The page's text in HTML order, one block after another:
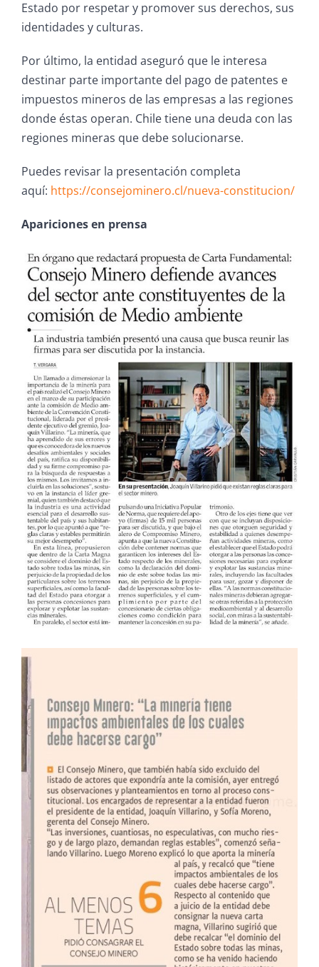
Estado por respetar y promover sus derechos, sus
identidades y culturas.
Por último, la entidad aseguró que le interesa
destinar parte importante del pago de patentes e
impuestos mineros de las empresas a las regiones
donde éstas operan. Chile tiene una deuda con las
regiones mineras que debe solucionarse.
Puedes revisar la presentación completa
aquí: https://consejominero.cl/nueva-constitucion/
Apariciones en prensa